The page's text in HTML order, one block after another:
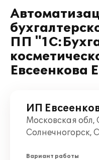
ПП
Евсеенкова
ИП
Московская обл,
Солнечногорск,
Вариант работы